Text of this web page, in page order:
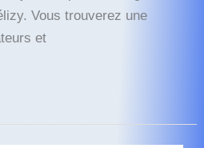
Vous trouverez une
et